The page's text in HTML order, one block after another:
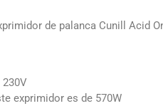
de palanca Cunill Acid
exprimidor es de 570W